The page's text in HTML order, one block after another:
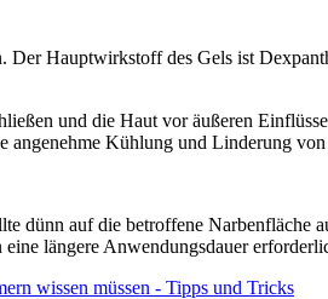
Hauptwirkstoff des Gels ist
und die Haut vor äußeren
Kühlung und Linderung
dünn auf die betroffene Narbenfläche
längere Anwendungsdauer
wissen müssen - Tipps und Tricks